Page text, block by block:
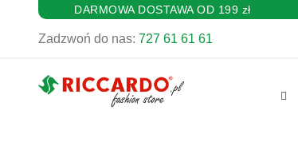
DARMOWA DOSTAWA OD 199 zł
Zadzwoń do nas: 727 61 61 61